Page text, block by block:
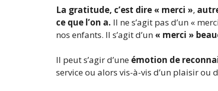
La gratitude, c’est dire « merci »,
ce que l’on a. Il ne s’agit pas d’un «
nos enfants. Il s’agit d’un « merci »
Il peut s’agir d’une émotion de
service ou alors vis-à-vis d’un plaisir ou